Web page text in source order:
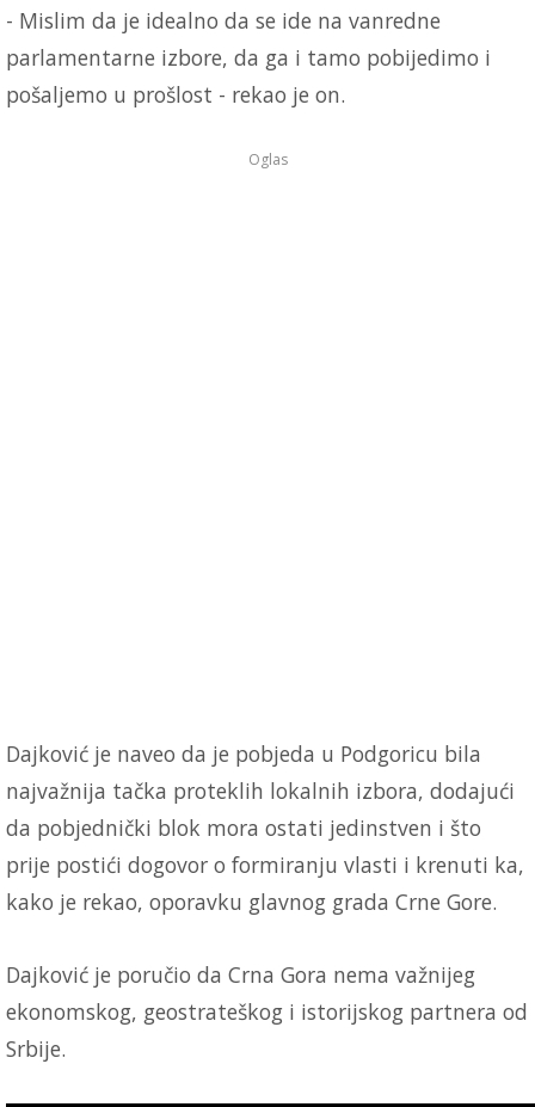
- Mislim da je idealno da se ide na vanredne
parlamentarne izbore, da ga i tamo pobijedimo i
pošaljemo u prošlost - rekao je on.
Oglas
Dajković je naveo da je pobjeda u Podgoricu bila
najvažnija tačka proteklih lokalnih izbora, dodajući
da pobjednički blok mora ostati jedinstven i što
prije postići dogovor o formiranju vlasti i krenuti ka,
kako je rekao, oporavku glavnog grada Crne Gore.
Dajković je poručio da Crna Gora nema važnijeg
ekonomskog, geostrateškog i istorijskog partnera od
Srbije.